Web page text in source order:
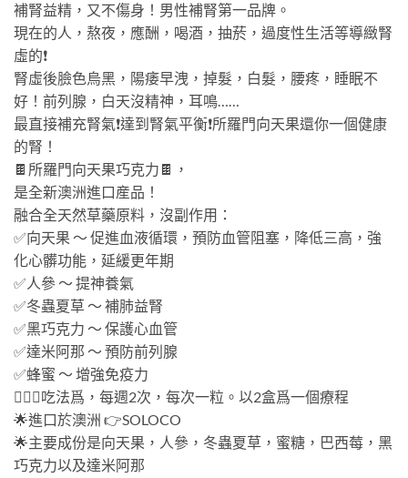
補腎益精，又不傷身！男性補腎第一品牌。
現在的人，熬夜，應酬，喝酒，抽菸，過度性生活等導緻腎
虛的❗️
腎虛後臉色烏黑，陽痿早洩，掉髮，白髮，腰疼，睡眠不
好！前列腺，白天沒精神，耳鳴……
最直接補充腎氣❗️達到腎氣平衡❗️所羅門向天果還你一個健康
的腎！
🍫所羅門向天果巧克力🍫，
是全新澳洲進口産品！
融合全天然草藥原料，沒副作用：
✅向天果 ～ 促進血液循環，預防血管阻塞，降低三高，強
化心髒功能，延緩更年期
✅人參 ～ 提神養氣
✅冬蟲夏草 ～ 補肺益腎
✅黑巧克力 ～ 保護心血管
✅達米阿那 ～ 預防前列腺
✅蜂蜜 ～ 增強免疫力
💁🏻‍♂吃法爲，每週2次，每次一粒。以2盒爲一個療程
🌟進口於澳洲 👉SOLOCO
🌟主要成份是向天果，人參，冬蟲夏草，蜜糖，巴西莓，黑
巧克力以及達米阿那